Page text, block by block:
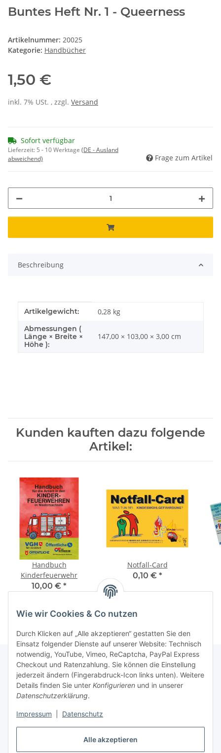
Alle akzeptieren
Wie wir Cookies & Co nutzen
Durch Klicken auf „Alle akzeptieren“ gestatten Sie den
Einsatz folgender Dienste auf unserer Website: Technisch
notwendig, YouTube, Vimeo, ReCaptcha, PayPal Express
Checkout und Ratenzahlung. Sie können die Einstellung
jederzeit ändern (Fingerabdruck-Icon links unten). Weitere
Details finden Sie unter Konfigurieren und in unserer
Datenschutzerklärung.
Impressum Datenschutz
Buntes Heft Nr. 1 - Queerness
Artikelnummer: 20025
Kategorie: Handbücher
1,50 €
inkl. 7% USt. , zzgl. Versand
Sofort verfügbar
Lieferzeit: 5 - 10 Werktage (DE - Ausland
abweichend)
Frage zum Artikel
Beschreibung
Produkteigenschaft
Wert
Artikelgewicht: 0,28 kg
Abmessungen (
Länge × Breite ×
Höhe ):
147,00 × 103,00 × 3,00 cm
Kunden kauften dazu folgende
Artikel:
Handbuch
Kinderfeuerwehr
10,00 € *
Notfall-Card
0,10 € *
Informationen
Gesetzliche Informationen